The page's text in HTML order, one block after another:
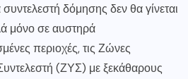
δόμησης δεν θα γίνεται
μόνο σε αυστηρά
περιοχές, τις Ζώνες
(ΖΥΣ) με ξεκάθαρους